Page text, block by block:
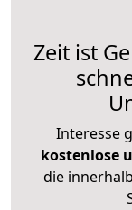
Zeit ist
Interesse
kostenlose
die